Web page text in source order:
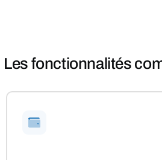
Les fonctionnalités